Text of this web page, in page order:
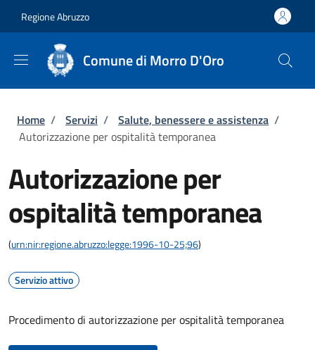
Regione Abruzzo
Comune di Morro D'Oro
Briciole di pane
Home / Servizi / Salute, benessere e assistenza /
Autorizzazione per ospitalità temporanea
Autorizzazione per
ospitalità temporanea
(urn:nir:regione.abruzzo:legge:1996-10-25;96)
Servizio attivo
Procedimento di autorizzazione per ospitalità temporanea